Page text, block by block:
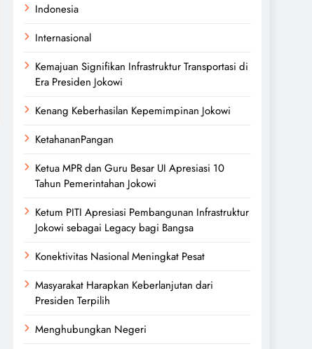
Indonesia
Internasional
Kemajuan Signifikan Infrastruktur Transportasi di
Era Presiden Jokowi
Kenang Keberhasilan Kepemimpinan Jokowi
KetahananPangan
Ketua MPR dan Guru Besar UI Apresiasi 10
Tahun Pemerintahan Jokowi
Ketum PITI Apresiasi Pembangunan Infrastruktur
Jokowi sebagai Legacy bagi Bangsa
Konektivitas Nasional Meningkat Pesat
Masyarakat Harapkan Keberlanjutan dari
Presiden Terpilih
Menghubungkan Negeri